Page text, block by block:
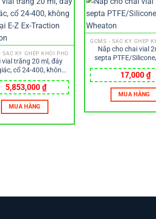
SẮC KÝ GHÉP KHỐI PHỔ
vial trắng 20 ml, đáy
cổ 24-400, không
loại E-Z Ex-Traction
Wheaton
5,853,000 ₫
MUA HÀNG
GCMS - SẮC KÝ GHÉP
Nắp cho chai vial
septa PTFE/
Wheaton
17,000 ₫
MUA HÀNG